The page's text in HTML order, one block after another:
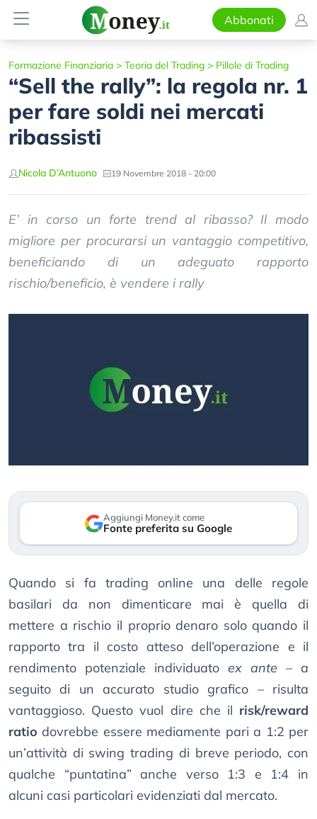
Abbonati
Formazione Finanziaria > Teoria del Trading > Pillole di Trading
“Sell the rally”: la regola nr. 1
per fare soldi nei mercati
ribassisti
Nicola D’Antuono 19 Novembre 2018 - 20:00
E’ in corso un forte trend al ribasso? Il modo
migliore per procurarsi un vantaggio competitivo,
beneficiando di un adeguato rapporto
rischio/beneficio, è vendere i rally
Aggiungi Money.it come
Fonte preferita su Google
Quando si fa trading online una delle regole
basilari da non dimenticare mai è quella di
mettere a rischio il proprio denaro solo quando il
rapporto tra il costo atteso dell’operazione e il
rendimento potenziale individuato ex ante – a
seguito di un accurato studio grafico – risulta
vantaggioso. Questo vuol dire che il risk/reward
ratio dovrebbe essere mediamente pari a 1:2 per
un’attività di swing trading di breve periodo, con
qualche “puntatina” anche verso 1:3 e 1:4 in
alcuni casi particolari evidenziati dal mercato.